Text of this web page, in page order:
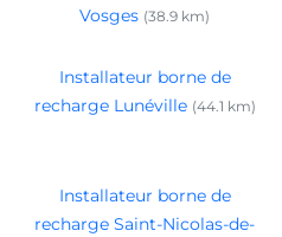
Vosges (38.9 km)
Installateur borne de
recharge Lunéville (44.1 km)
Installateur borne de
recharge Saint-Nicolas-de-